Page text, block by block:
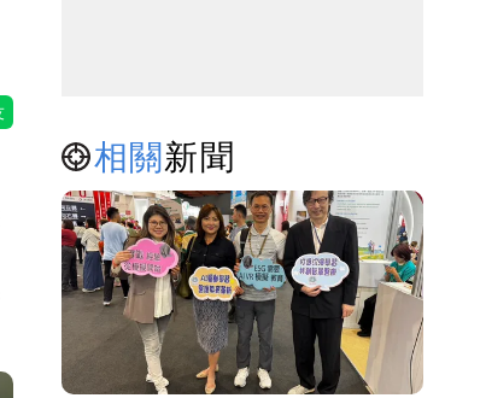
相關新聞